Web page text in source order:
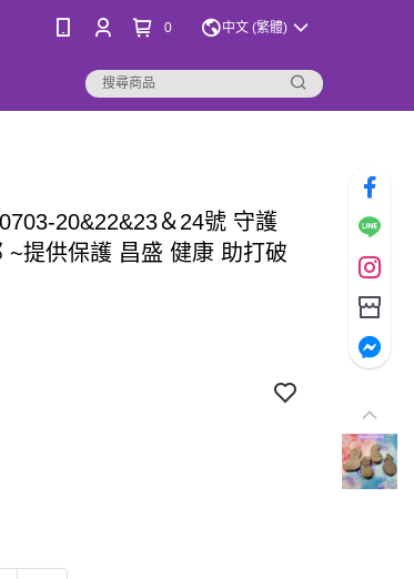
0 中文 (繁體)
20&22&23＆24號 守護
~提供保護 昌盛 健康 助打破